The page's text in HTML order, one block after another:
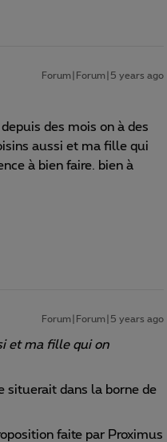
Forum|Forum|5 years ago
des mois on à des
aussi et ma fille qui
à bien faire. bien à
Forum|Forum|5 years ago
et ma fille qui on
situerait dans la borne de
faite par Proximus